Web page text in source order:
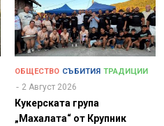
ОБЩЕСТВО СЪБИТИЯ ТРАДИЦИИ
2 Август 2026
Кукерската група
„Махалата“ от Крупник